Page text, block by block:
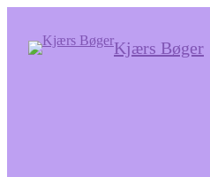
Kjærs Bøger